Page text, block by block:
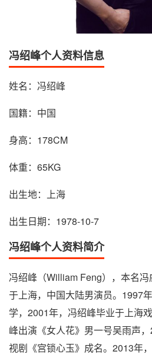
冯绍峰个人资料信息
姓名：冯绍峰
国籍：中国
身高：178CM
体重：65KG
出生地：上海
出生日期：1978-10-7
冯绍峰个人资料简介
冯绍峰（William Feng），本名
于上海，中国大陆男演员。1997
学，2001年，冯绍峰毕业于上海
峰出演《女人花》男一号吴雨声
视剧《宫锁心玉》成名。2013年